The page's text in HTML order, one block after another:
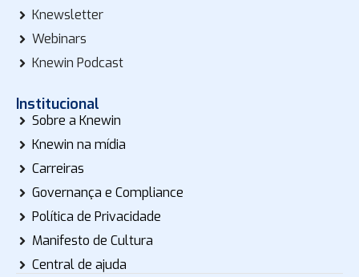
Knewsletter
Webinars
Knewin Podcast
Institucional
Sobre a Knewin
Knewin na mídia
Carreiras
Governança e Compliance
Política de Privacidade
Manifesto de Cultura
Central de ajuda